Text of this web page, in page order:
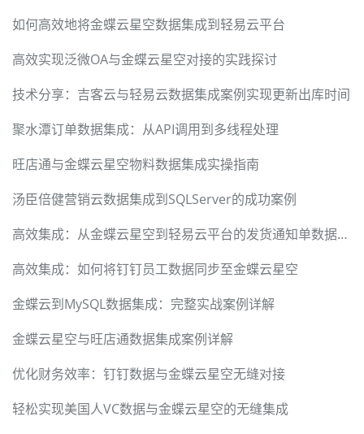
如何高效地将金蝶云星空数据集成到轻易云平台
高效实现泛微OA与金蝶云星空对接的实践探讨
技术分享：吉客云与轻易云数据集成案例实现更新出库时间
聚水潭订单数据集成：从API调用到多线程处理
旺店通与金蝶云星空物料数据集成实操指南
汤臣倍健营销云数据集成到SQLServer的成功案例
高效集成：从金蝶云星空到轻易云平台的发货通知单数据迁移
高效集成：如何将钉钉员工数据同步至金蝶云星空
金蝶云到MySQL数据集成：完整实战案例详解
金蝶云星空与旺店通数据集成案例详解
优化财务效率：钉钉数据与金蝶云星空无缝对接
轻松实现美国人VC数据与金蝶云星空的无缝集成